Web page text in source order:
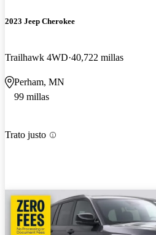
2023 Jeep Cherokee
Trailhawk 4WD 40,722 millas
Perham, MN
99 millas
Trato justo